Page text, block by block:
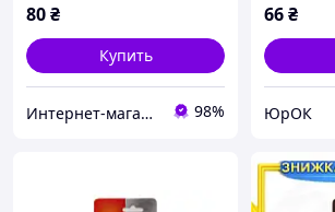
80₴
Купить
Интернет-магазин "Автозапчасти Ромен" 98%
66₴
ЮрОК